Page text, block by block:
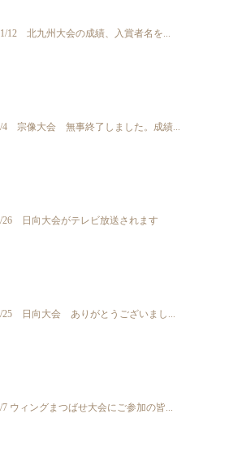
12 北九州大会の成績、入賞者名を...
4 宗像大会 無事終了しました。成績...
26 日向大会がテレビ放送されます
25 日向大会 ありがとうございまし...
7 ウィングまつばせ大会にご参加の皆...